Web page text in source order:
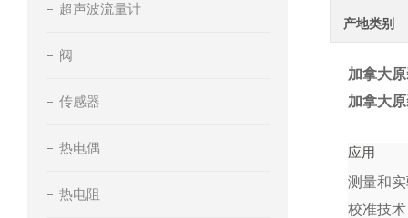
产地类别
加拿大
加拿大
应用
测量和
校准技术
超声波流量计
阀
传感器
热电偶
热电阻